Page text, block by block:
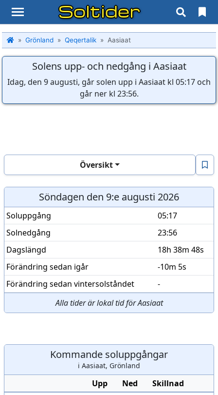
Soltider
Grönland Qeqertalik Aasiaat
Solens upp- och nedgång i Aasiaat
Idag, den 9 augusti, går solen upp i Aasiaat kl 05:17 och
går ner kl 23:56.
Översikt
Söndagen den 9:e augusti 2026
Soluppgång
05:17
Solnedgång
23:56
Dagslängd
18h 38m 48s
Förändring sedan igår
-10m 5s
Förändring sedan vintersolståndet
-
Alla tider är lokal tid för Aasiaat
Kommande soluppgångar
i Aasiaat, Grönland
Upp Ned
Skillnad